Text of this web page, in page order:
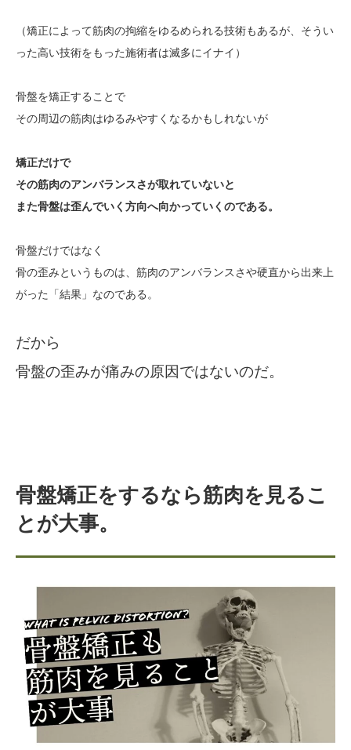
（矯正によって筋肉の拘縮をゆるめられる技術もあるが、そうい
った高い技術をもった施術者は滅多にイナイ）
骨盤を矯正することで
その周辺の筋肉はゆるみやすくなるかもしれないが
矯正だけで
その筋肉のアンバランスさが取れていないと
また骨盤は歪んでいく方向へ向かっていくのである。
骨盤だけではなく
骨の歪みというものは、筋肉のアンバランスさや硬直から出来上
がった「結果」なのである。
だから
骨盤の歪みが痛みの原因ではないのだ。
骨盤矯正をするなら筋肉を見るこ
とが大事。